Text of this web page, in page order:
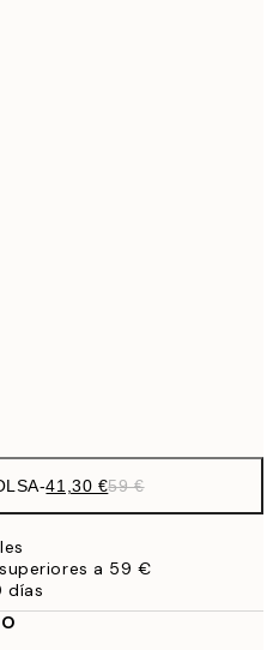
-41,30 €59 €
a 59 €
días